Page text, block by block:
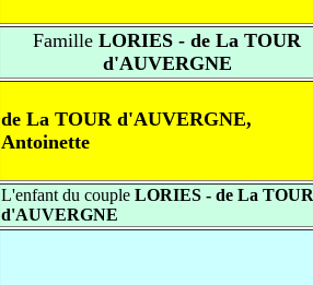
Famille LORIES - de La TOUR
d'AUVERGNE
de La TOUR d'AUVERGNE,
Antoinette
L'enfant du couple LORIES - de La TOUR
d'AUVERGNE